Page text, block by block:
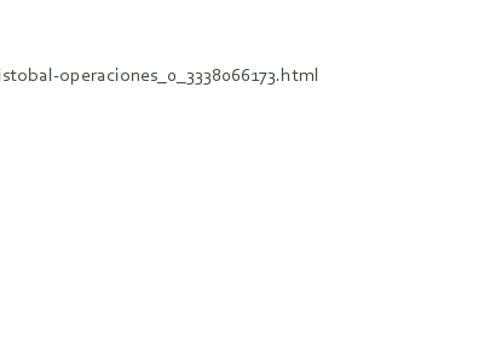
operaciones_0_3338066173.html